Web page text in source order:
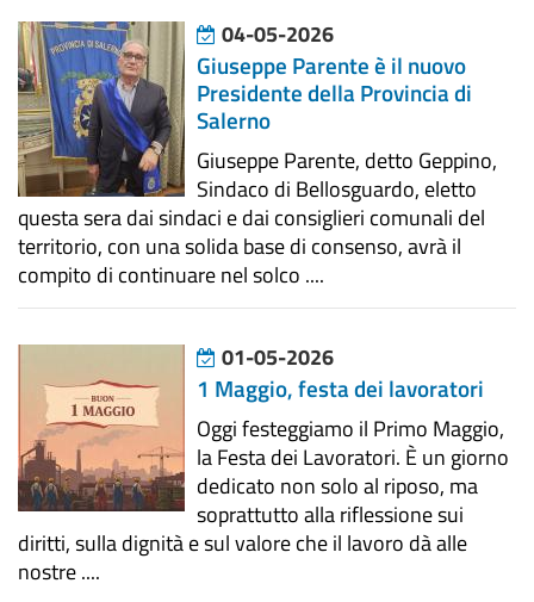
04-05-2026
Giuseppe Parente è il nuovo
Presidente della Provincia di
Salerno
Giuseppe Parente, detto Geppino,
Sindaco di Bellosguardo, eletto
questa sera dai sindaci e dai consiglieri comunali del
territorio, con una solida base di consenso, avrà il
compito di continuare nel solco ....
01-05-2026
1 Maggio, festa dei lavoratori
Oggi festeggiamo il Primo Maggio,
la Festa dei Lavoratori. È un giorno
dedicato non solo al riposo, ma
soprattutto alla riflessione sui
diritti, sulla dignità e sul valore che il lavoro dà alle
nostre ....